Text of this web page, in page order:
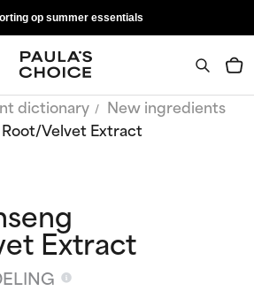
op summer essentials
dictionary
New ingredients
Root/Velvet Extract
Extract